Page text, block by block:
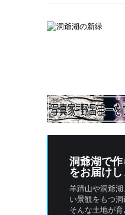
洞爺湖で
をお届け
羊蹄山や洞爺
い景観をもつ洞
そんな土地が